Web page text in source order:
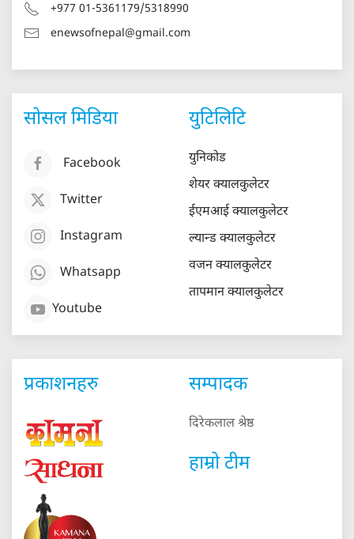
+977 01-5361179/5318990
enewsofnepal@gmail.com
सोसल मिडिया
Facebook
Twitter
Instagram
Whatsapp
Youtube
युटिलिटि
युनिकोड
शेयर क्यालकुलेटर
ईएमआई क्यालकुलेटर
ल्यान्ड क्यालकुलेटर
वजन क्यालकुलेटर
तापमान क्यालकुलेटर
प्रकाशनहरु सम्पादक
दिरेकलाल श्रेष्ठ
हाम्रो टीम